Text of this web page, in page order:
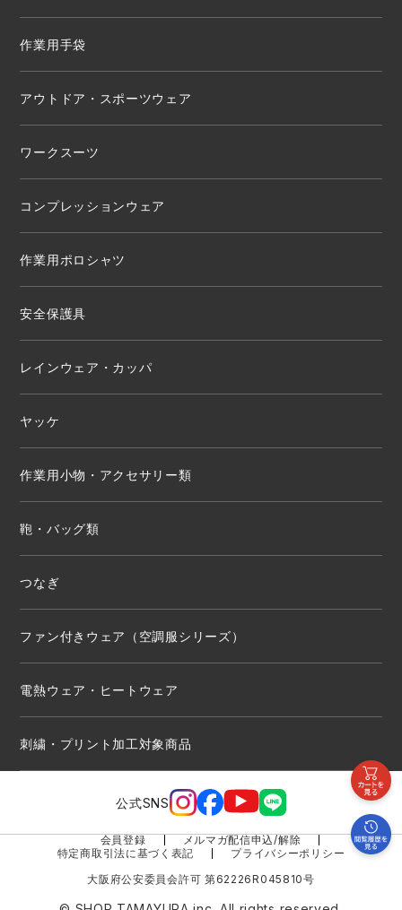
作業用手袋
アウトドア・スポーツウェア
ワークスーツ
コンプレッションウェア
作業用ポロシャツ
安全保護具
レインウェア・カッパ
ヤッケ
作業用小物・アクセサリー類
鞄・バッグ類
つなぎ
ファン付きウェア（空調服シリーズ）
電熱ウェア・ヒートウェア
刺繍・プリント加工対象商品
公式SNS
会員登録
メルマガ配信申込/解除
特定商取引法に基づく表記
プライバシーポリシー
大阪府公安委員会許可 第62226R045810号